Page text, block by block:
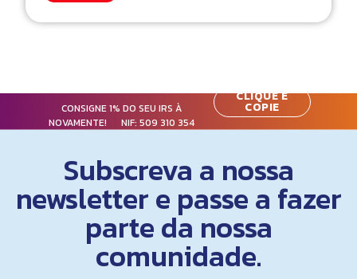
CONSIGNE 1% DO SEU IRS À
NOVAMENTE! NIF:509 310 354
CLIQUE E
COPIE
Subscreva a nossa
newsletter e passe a fazer
parte da nossa
comunidade.